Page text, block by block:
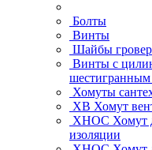
Болты
Винты
Шайбы гровер
Винты с
Хомуты
ХВ Хомут
ХНОС Хомут
изоляции